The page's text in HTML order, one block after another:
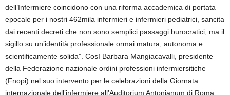
dell’Infermiere coincidono con una riforma accademica di portata
epocale per i nostri 462mila infermieri e infermieri pediatrici, sancita
dai recenti decreti che non sono semplici passaggi burocratici, ma il
sigillo su un’identità professionale ormai matura, autonoma e
scientificamente solida”. Così Barbara Mangiacavalli, presidente
della Federazione nazionale ordini professioni infermiersitiche
(Fnopi) nel suo intervento per le celebrazioni della Giornata
internazionale dell’infermiere all’Auditorium Antonianum di Roma